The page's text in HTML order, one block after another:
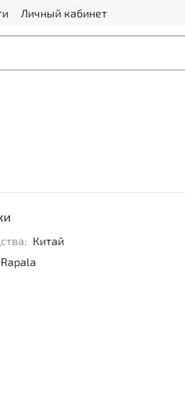
Личный кабинет
Китай
Rapala